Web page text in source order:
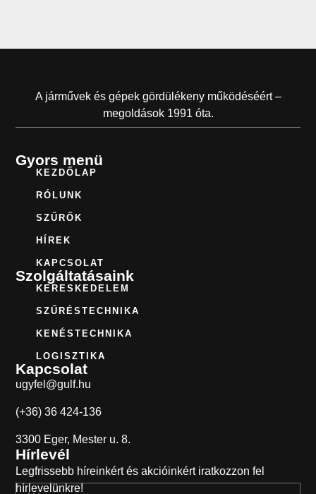
A járművek és gépek gördülékeny működéséért –
megoldások 1991 óta.
Gyors menü
KEZDŐLAP
RÓLUNK
SZŰRŐK
HÍREK
KAPCSOLAT
Szolgáltatásaink
KERESKEDELEM
SZŰRÉSTECHNIKA
KENÉSTECHNIKA
LOGISZTIKA
Kapcsolat
ugyfel@gulf.hu
(+36) 36 424-136
3300 Eger, Mester u. 8.
Hírlevél
Legfrissebb híreinkért és akcióinkért iratkozzon fel
hírlevelünkre!